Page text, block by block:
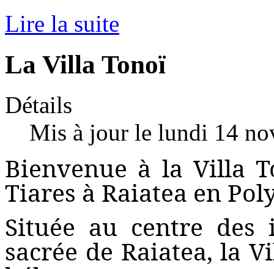
Lire la suite
La Villa Tonoï
Détails
Mis à jour le lundi 14
Bienvenue à la Villa
Tiares à Raiatea en
Située au centre
sacrée de Raiatea, la